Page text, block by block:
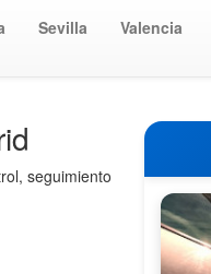
Sevilla Valencia
seguimiento